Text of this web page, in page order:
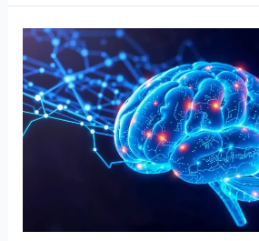
Guia
completo
sobre
o
que
neuroplasticidade!